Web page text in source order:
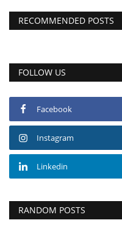
RECOMMENDED POSTS
FOLLOW US
Facebook
Instagram
Linkedin
RANDOM POSTS